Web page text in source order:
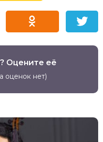
Оцените её
оценок нет)